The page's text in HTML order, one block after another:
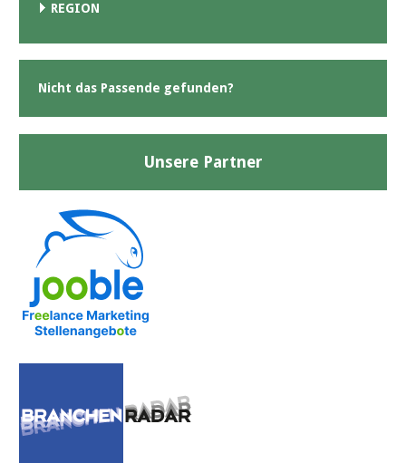
REGION
Nicht das Passende gefunden?
Unsere Partner